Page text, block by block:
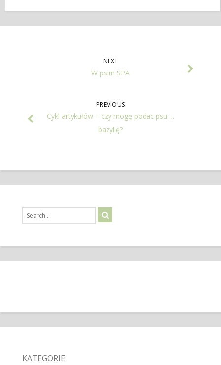
NEXT
W psim SPA
PREVIOUS
Cykl artykułów – czy mogę podac psu….
bazylię?
KATEGORIE